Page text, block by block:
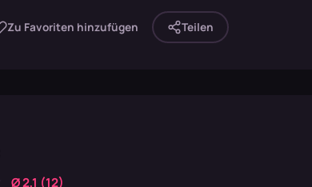
Zu Favoriten hinzufügen Teilen
Ø 2,1 (12)